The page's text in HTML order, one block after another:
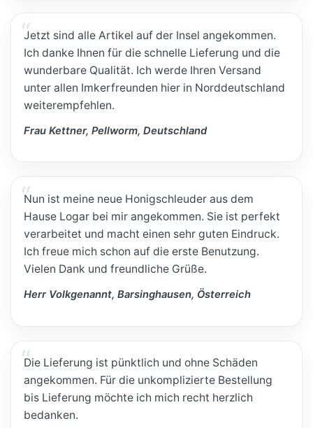
Jetzt sind alle Artikel auf der Insel angekommen.
Ich danke Ihnen für die schnelle Lieferung und die
wunderbare Qualität. Ich werde Ihren Versand
unter allen Imkerfreunden hier in Norddeutschland
weiterempfehlen.
Frau Kettner, Pellworm, Deutschland
Nun ist meine neue Honigschleuder aus dem
Hause Logar bei mir angekommen. Sie ist perfekt
verarbeitet und macht einen sehr guten Eindruck.
Ich freue mich schon auf die erste Benutzung.
Vielen Dank und freundliche Grüße.
Herr Volkgenannt, Barsinghausen, Österreich
Die Lieferung ist pünktlich und ohne Schäden
angekommen. Für die unkomplizierte Bestellung
bis Lieferung möchte ich mich recht herzlich
bedanken.